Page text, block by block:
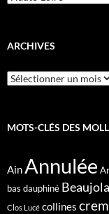
ARCHIVES
Archives
MOTS-CLÉS DES
Ain Annulée
bas dauphiné
Clos Lucé collines